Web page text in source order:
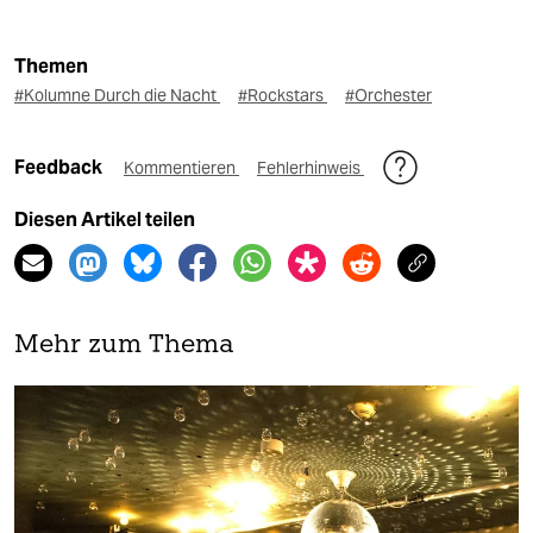
Themen
#Kolumne Durch die Nacht #Rockstars #Orchester
Feedback Kommentieren Fehlerhinweis
Diesen Artikel teilen
Mehr zum Thema